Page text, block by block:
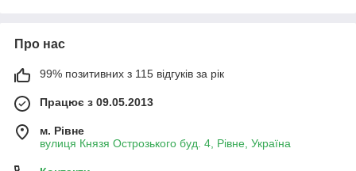
Про нас
99% позитивних з 115 відгуків за рік
Працює з 09.05.2013
м. Рівне
вулиця Князя Острозького буд. 4, Рівне, Україна